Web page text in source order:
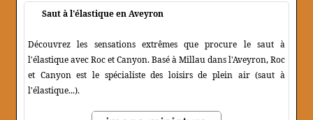
Saut à l'élastique en Aveyron
Découvrez les sensations extrêmes que procure le saut à
l'élastique avec Roc et Canyon. Basé à Millau dans l'Aveyron, Roc
et Canyon est le spécialiste des loisirs de plein air (saut à
l'élastique...).